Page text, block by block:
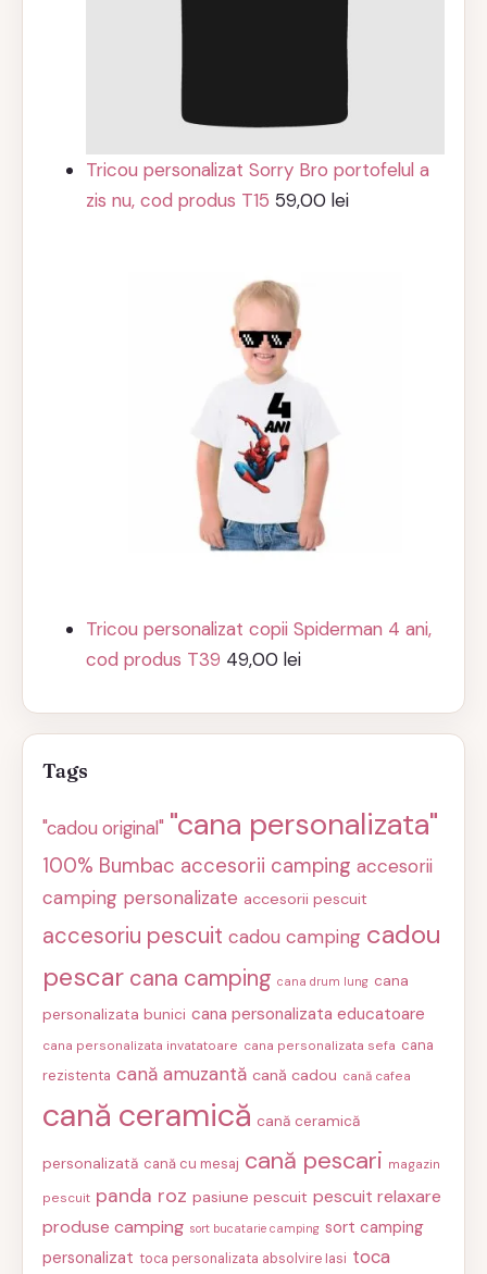
Tricou personalizat Sorry Bro portofelul a
zis nu, cod produs T15 59,00lei
Tricou personalizat copii Spiderman 4 ani,
cod produs T39 49,00lei
Tags
"cadou original" "cana personalizata"
100% Bumbac accesorii camping accesorii
camping personalizate accesorii pescuit
accesoriu pescuit cadou camping cadou
pescar cana camping cana drum lung cana
personalizata bunici cana personalizata educatoare
cana personalizata invatatoare cana personalizata sefa cana
rezistenta cană amuzantă cană cadou cană cafea
cană ceramică cană ceramică
personalizată cană cu mesaj cană pescari magazin
pescuit panda roz pasiune pescuit pescuit relaxare
produse camping sort bucatarie camping sort camping
personalizat toca personalizata absolvire Iasi toca